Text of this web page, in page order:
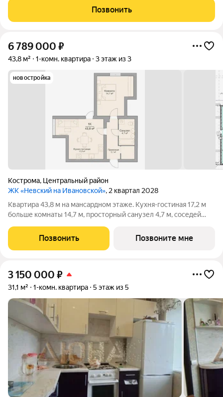
прихожей и диваном. В квартире сделан косметический
ремонт, окна на кухне и балконная дверь
Позвонить
6 789 000 ₽
43,8 м² 1-комн. квартира 3 этаж из 3
новостройка
Кострома, Центральный район
ЖК «Невский на Ивановской», 2 квартал 2028
Квартира 43,8 м на мансардном этаже. Кухня-гостиная 17,2 м
больше комнаты 14,7 м, просторный санузел 4,7 м, соседей
14 квартир в историческом центре Костромы, 2 этажа и
мансарда. Закрытый
Позвонить Позвоните мне
3 150 000 ₽
31,1 м² 1-комн. квартира 5 этаж из 5